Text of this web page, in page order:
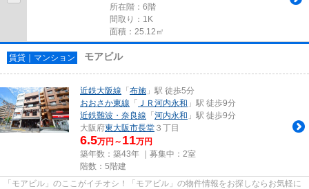
所在階：6階
間取り：1K
面積：25.12㎡
賃貸｜マンション モアビル
近鉄大阪線 「布施 」駅 徒歩5分
おおさか東線 「 ＪＲ河内永和 」駅 徒歩9分
近鉄難波・奈良線 「河内永和 」駅 徒歩9分
大阪府東大阪市長堂 ３丁目
6.5万円～ 11万円
築年数：築43年 ｜募集中： 2室
階数：5階建
「モアビル」のここがイチオシ！「モアビル」の物件情報をお探しならお気軽に